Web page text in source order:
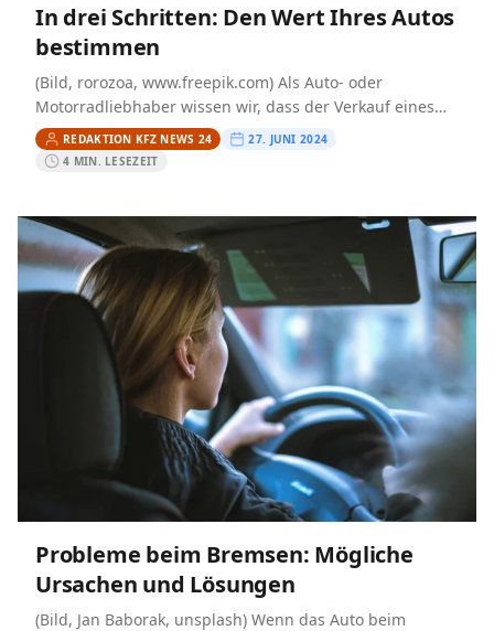
In drei Schritten: Den Wert Ihres Autos
bestimmen
(Bild, rorozoa, www.freepik.com) Als Auto- oder
Motorradliebhaber wissen wir, dass der Verkauf eines
Fahrzeugs weit mehr ist, als nur einen Preis festzulegen.
Es geht darum,…
REDAKTION KFZ NEWS 24
27. JUNI 2024
4 MIN. LESEZEIT
Probleme beim Bremsen: Mögliche
Ursachen und Lösungen
(Bild, Jan Baborak, unsplash) Wenn das Auto beim